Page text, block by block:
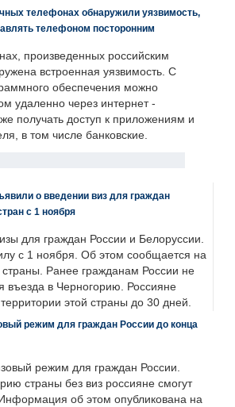
телефонах обнаружили уязвимость,
телефоном посторонним
произведенных российским
встроенная уязвимость. С
обеспечения можно
удаленно через интернет -
получать доступ к приложениям и
в том числе банковские.
о введении виз для граждан
с 1 ноября
для граждан России и Белоруссии.
с 1 ноября. Об этом сообщается на
страны. Ранее гражданам России не
въезда в Черногорию. Россияне
этой страны до 30 дней.
режим для граждан России до конца
режим для граждан России.
страны без виз россияне смогут
об этом опубликована на